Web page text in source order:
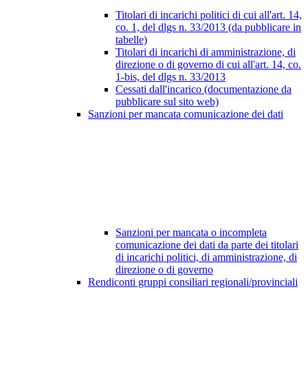
Titolari di incarichi politici di cui all'art. 14,
co. 1, del dlgs n. 33/2013 (da pubblicare in
tabelle)
Titolari di incarichi di amministrazione, di
direzione o di governo di cui all'art. 14, co.
1-bis, del dlgs n. 33/2013
Cessati dall'incarico (documentazione da
pubblicare sul sito web)
Sanzioni per mancata comunicazione dei dati
Sanzioni per mancata o incompleta
comunicazione dei dati da parte dei titolari
di incarichi politici, di amministrazione, di
direzione o di governo
Rendiconti gruppi consiliari regionali/provinciali